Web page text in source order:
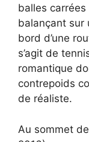
balles
balançant sur
bord d’une
s’agit de
romantique
contrepoids
de réaliste.
Au sommet